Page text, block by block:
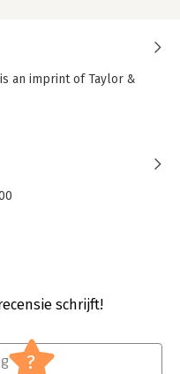
an imprint of Taylor &
schrijft!
?